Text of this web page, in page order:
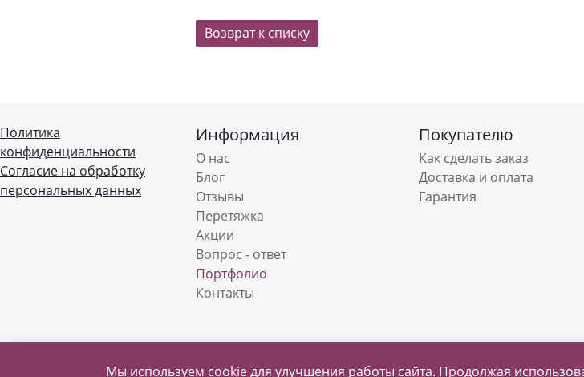
Возврат к списку
Политика
конфиденциальности
Согласие на обработку
персональных данных
Информация
О нас
Блог
Отзывы
Перетяжка
Акции
Вопрос - ответ
Портфолио
Контакты
Покупателю
Как сделать заказ
Доставка и оплата
Гарантия
2018-2026 © Мастерская плетеной мебели Марко
Мы используем cookie для улучшения работы сайта. Продолжая